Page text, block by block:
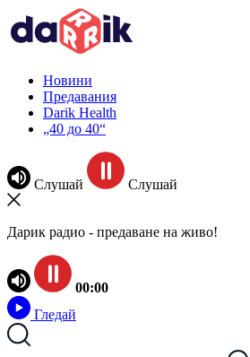
Новини
Предавания
Darik Health
„40 до 40“
Слушай Слушай
Дарик радио - предаване на живо!
00:00
Гледай